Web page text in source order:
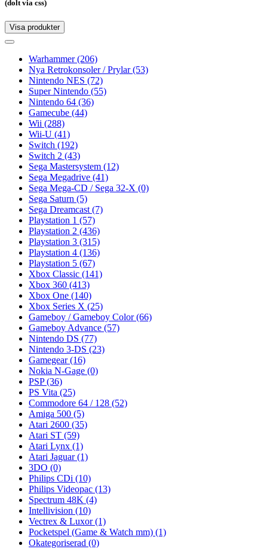
(dolt via css)
Visa produkter
Toggle
Toggle
navigationWarhammer(206)
Nya Retrokonsoler / Prylar(53)
Nintendo NES (72)
Super Nintendo (55)
Nintendo 64 (36)
Gamecube (44)
Wii (288)
Wii-U (41)
Switch (192)
Switch 2 (43)
Sega Mastersystem (12)
Sega Megadrive (41)
Sega Mega-CD / Sega 32-X (0)
Sega Saturn (5)
Sega Dreamcast (7)
Playstation 1 (57)
Playstation 2 (436)
Playstation 3 (315)
Playstation 4 (136)
Playstation 5 (67)
Xbox Classic (141)
Xbox 360 (413)
Xbox One (140)
Xbox Series X (25)
Gameboy / Gameboy Color(66)
Gameboy Advance (57)
Nintendo DS (77)
Nintendo 3-DS (23)
Gamegear(16)
Nokia N-Gage (0)
PSP(36)
PS Vita (25)
Commodore 64 / 128 (52)
Amiga 500 (5)
Atari 2600 (35)
Atari ST (59)
Atari Lynx (1)
Atari Jaguar(1)
3DO (0)
Philips CDi (10)
Philips Videopac (13)
Spectrum 48K (4)
Intellivision (10)
Vectrex & Luxor(1)
Pocketspel (Game & Watch mm) (1)
Okategoriserad (0)